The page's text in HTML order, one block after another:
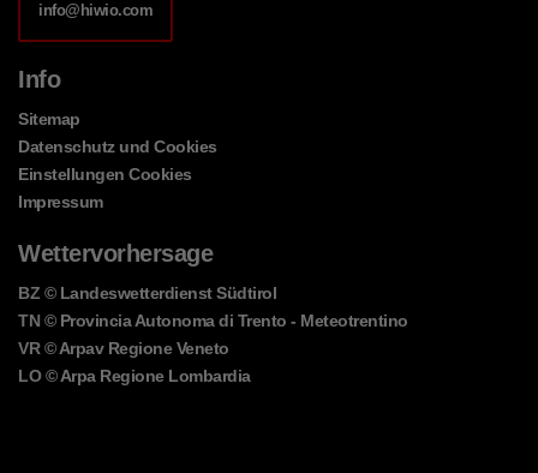
info@hiwio.com
Info
Sitemap
Datenschutz und Cookies
Einstellungen Cookies
Impressum
Wettervorhersage
BZ © Landeswetterdienst Südtirol
TN © Provincia Autonoma di Trento - Meteotrentino
VR © Arpav Regione Veneto
LO © Arpa Regione Lombardia